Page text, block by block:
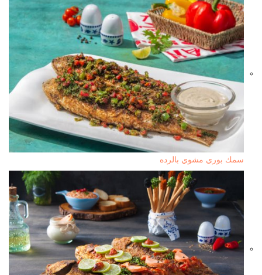
سمك بوري مشوي بالرده